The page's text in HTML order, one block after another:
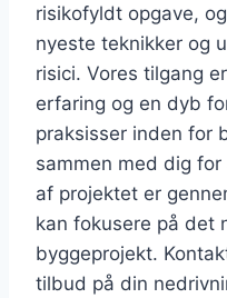
risikofyldt opgave,
nyeste teknikker og
risici. Vores tilgang
erfaring og en dyb
praksisser inden for
sammen med dig
af projektet er
kan fokusere på
byggeprojekt.
tilbud på din